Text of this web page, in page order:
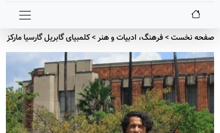
صفحه نخست>فرهنگ، ادبیات و هنر>کلمبیای گابریل گارسیا مارکز